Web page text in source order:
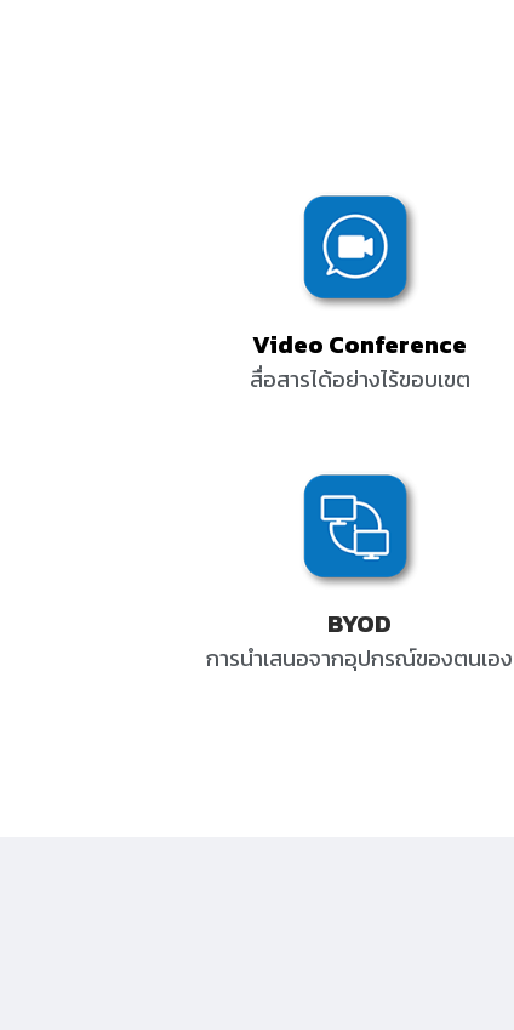
Video Conference
สื่อสารได้อย่างไร้ขอบเขต
BYOD
การนำเสนอจากอุปกรณ์ของตนเอง